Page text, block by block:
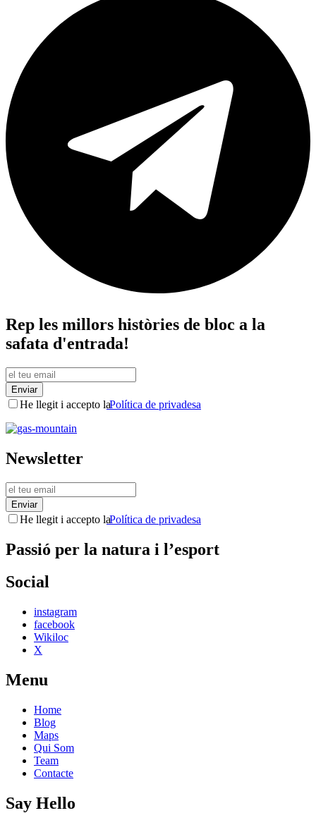
Rep les millors històries de bloc a la
safata d'entrada!
Enviar
He llegit i accepto laPolítica de privadesa
Newsletter
Enviar
He llegit i accepto laPolítica de privadesa
Passió per la natura i l’esport
Social
instagram
facebook
Wikiloc
X
Menu
Home
Blog
Maps
Qui Som
Team
Contacte
Say Hello